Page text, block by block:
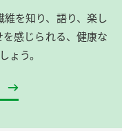
を知り、語り、楽し
感じられる、健康な
ょう。